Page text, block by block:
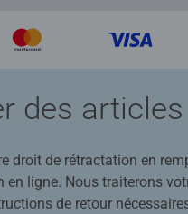
des articles
droit de rétractation en
ligne. Nous traiterons
de retour